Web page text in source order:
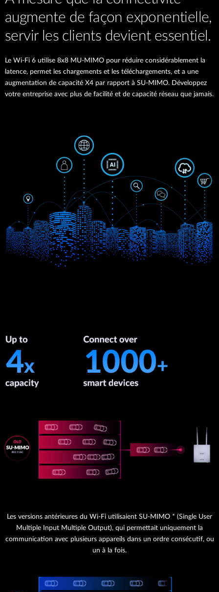
augmente de façon exponentielle,
servir les clients devient essentiel.
Le Wi-Fi 6 utilise 8x8 MU-MIMO pour réduire considérablement la
latence, permet les chargements et les téléchargements, et a une
augmentation de capacité X4 par rapport à SU-MIMO. Développez
votre entreprise avec plus de facilité et de capacité réseau que jamais.
Les versions antérieures du Wi-Fi utilisaient SU-MIMO * (Single User
Multiple Input Multiple Output), qui permettait uniquement la
communication avec plusieurs appareils dans un ordre consécutif, ou
un à la fois.